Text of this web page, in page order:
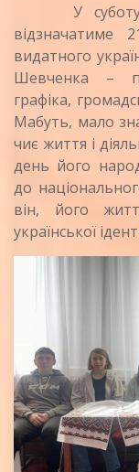
У суботу, 9
відзначатиме
видатного
Шевченка –
графіка,
Мабуть, мало
чиє життя і
день його
до
він, його
української